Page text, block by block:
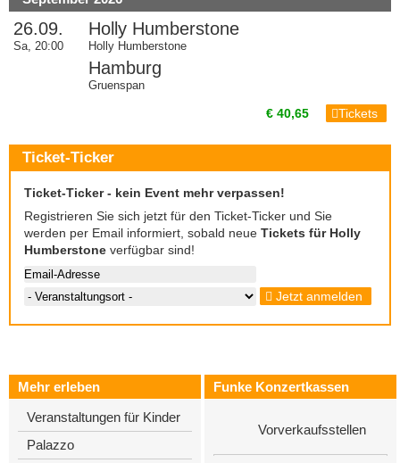
26.09.
Sa, 20:00
Holly Humberstone
Holly Humberstone
Hamburg
Gruenspan
€ 40,65 Tickets
Ticket-Ticker
Ticket-Ticker - kein Event mehr verpassen!
Registrieren Sie sich jetzt für den Ticket-Ticker und Sie
werden per Email informiert, sobald neue Tickets für Holly
Humberstone verfügbar sind!
Jetzt anmelden
Mehr erleben
Veranstaltungen für Kinder
Palazzo
Funke Konzertkassen
Vorverkaufsstellen